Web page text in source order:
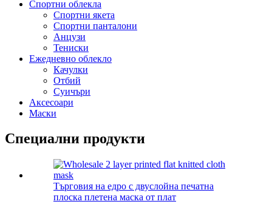
Спортни облекла
Спортни якета
Спортни панталони
Анцузи
Тениски
Ежедневно облекло
Качулки
Отбий
Суичъри
Аксесоари
Маски
Специални продукти
Търговия на едро с двуслойна печатна
плоска плетена маска от плат